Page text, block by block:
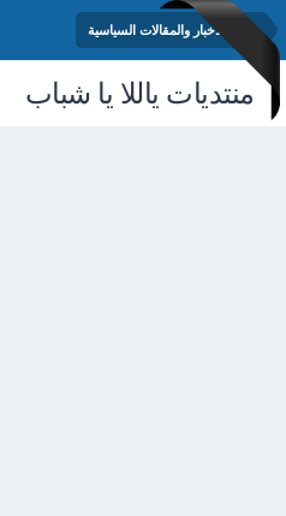
منتدى الأخبار والمقالات السياسية
منتديات ياللا يا شباب